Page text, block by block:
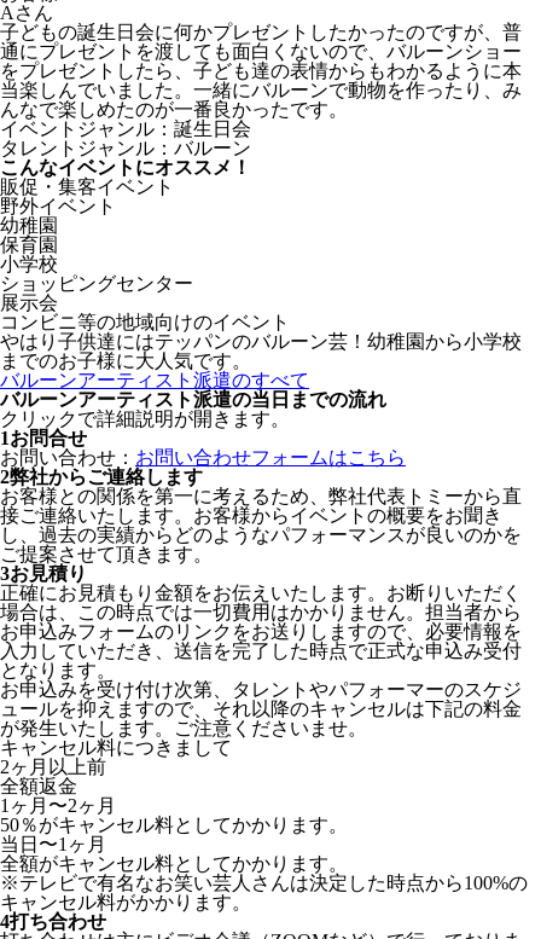
Aさん
子どもの誕生日会に何かプレゼントしたかったのですが、普
通にプレゼントを渡しても面白くないので、バルーンショー
をプレゼントしたら、子ども達の表情からもわかるように本
当楽しんでいました。一緒にバルーンで動物を作ったり、み
んなで楽しめたのが一番良かったです。
イベントジャンル：誕生日会
タレントジャンル：バルーン
こんなイベントにオススメ！
販促・集客イベント
野外イベント
幼稚園
保育園
小学校
ショッピングセンター
展示会
コンビニ等の地域向けのイベント
やはり子供達にはテッパンのバルーン芸！幼稚園から小学校
までのお子様に大人気です。
バルーンアーティスト派遣のすべて
バルーンアーティスト派遣の当日までの流れ
クリックで詳細説明が開きます。
1お問合せ
お問い合わせ： お問い合わせフォームはこちら
2弊社からご連絡します
お客様との関係を第一に考えるため、弊社代表トミーから直
接ご連絡いたします。お客様からイベントの概要をお聞き
し、過去の実績からどのようなパフォーマンスが良いのかを
ご提案させて頂きます。
3お見積り
正確にお見積もり金額をお伝えいたします。お断りいただく
場合は、この時点では一切費用はかかりません。担当者から
お申込みフォームのリンクをお送りしますので、必要情報を
入力していただき、送信を完了した時点で正式な申込み受付
となります。
お申込みを受け付け次第、タレントやパフォーマーのスケジ
ュールを抑えますので、それ以降のキャンセルは下記の料金
が発生いたします。ご注意くださいませ。
キャンセル料につきまして
2ヶ月以上前
全額返金
1ヶ月〜2ヶ月
50％がキャンセル料としてかかります。
当日〜1ヶ月
全額がキャンセル料としてかかります。
※テレビで有名なお笑い芸人さんは決定した時点から100%の
キャンセル料がかかります。
4打ち合わせ